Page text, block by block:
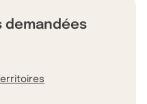
demandées